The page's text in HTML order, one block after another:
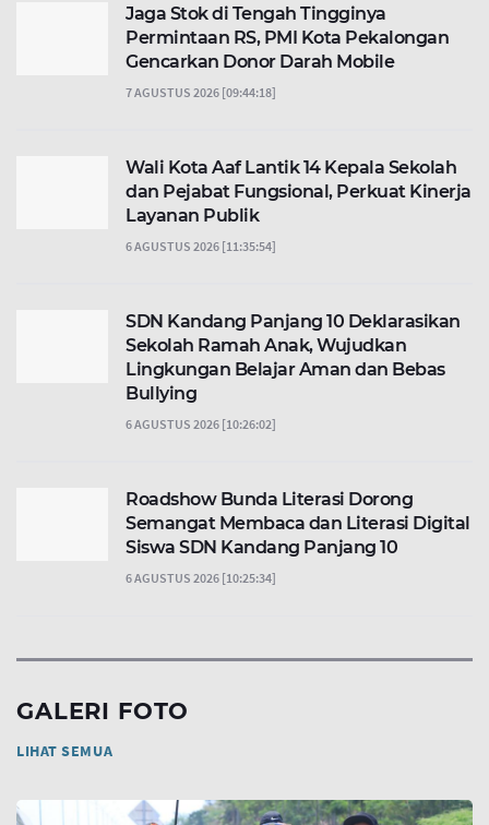
Jaga Stok di Tengah Tingginya
Permintaan RS, PMI Kota Pekalongan
Gencarkan Donor Darah Mobile
7 AGUSTUS 2026 [09:44:18]
Wali Kota Aaf Lantik 14 Kepala Sekolah
dan Pejabat Fungsional, Perkuat Kinerja
Layanan Publik
6 AGUSTUS 2026 [11:35:54]
SDN Kandang Panjang 10 Deklarasikan
Sekolah Ramah Anak, Wujudkan
Lingkungan Belajar Aman dan Bebas
Bullying
6 AGUSTUS 2026 [10:26:02]
Roadshow Bunda Literasi Dorong
Semangat Membaca dan Literasi Digital
Siswa SDN Kandang Panjang 10
6 AGUSTUS 2026 [10:25:34]
GALERI FOTO
LIHAT SEMUA